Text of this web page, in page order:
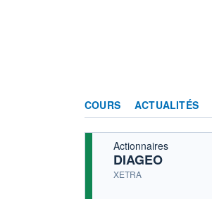
COURS ACTUALITÉS
Actionnaires
DIAGEO
XETRA